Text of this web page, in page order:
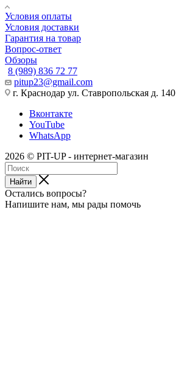
Условия оплаты
Условия доставки
Гарантия на товар
Вопрос-ответ
Обзоры
8 (989) 836 72 77
pitup23@gmail.com
г. Краснодар ул. Ставропольская д. 140
Вконтакте
YouTube
WhatsApp
2026 © PIT-UP - интернет-магазин
Найти
Остались вопросы?
Напишите нам, мы рады помочь